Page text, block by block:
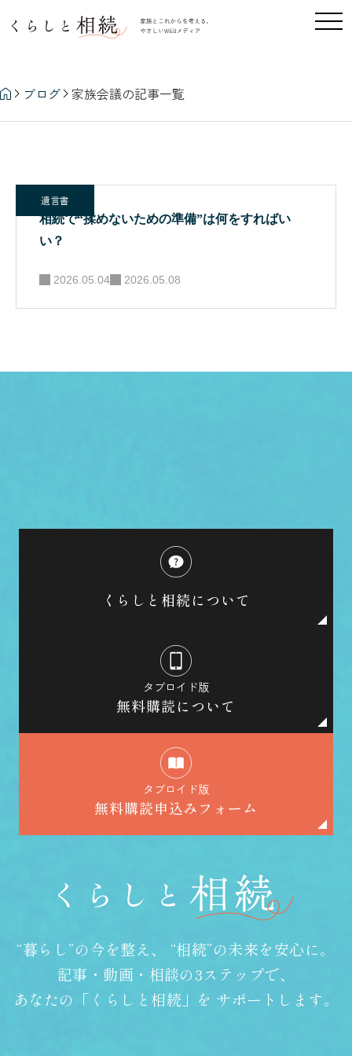
家族会議
ブログ 家族会議の記事一覧
遺言書
相続で“揉めないための準備”は何をすればい
い？
2026.05.04 2026.05.08
くらしと相続について
タブロイド版
無料購読について
タブロイド版
無料購読申込みフォーム
“暮らし”の今を整え、
“相続”の未来を安心に。
記事・動画・相談の3ステップで、
あなたの「くらしと相続」を サポートします。